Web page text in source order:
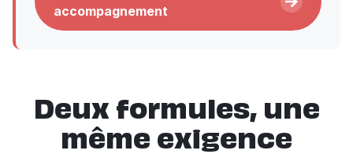
accompagnement
Deux formules, une
même exigence